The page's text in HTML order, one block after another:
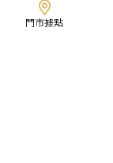
門市據點